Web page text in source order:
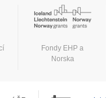
Fondy EHP a
Norska